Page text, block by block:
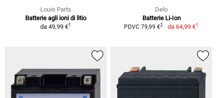
Louis Parts
Batterie agli ioni di litio
da 49,99 €1
Delo
Batterie Li-Ion
PDVC 79,99 €2 da 64,99 €1